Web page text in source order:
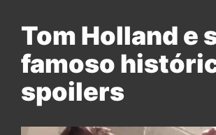
Tom Holland e
famoso
spoilers